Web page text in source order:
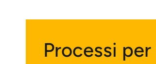
Processi